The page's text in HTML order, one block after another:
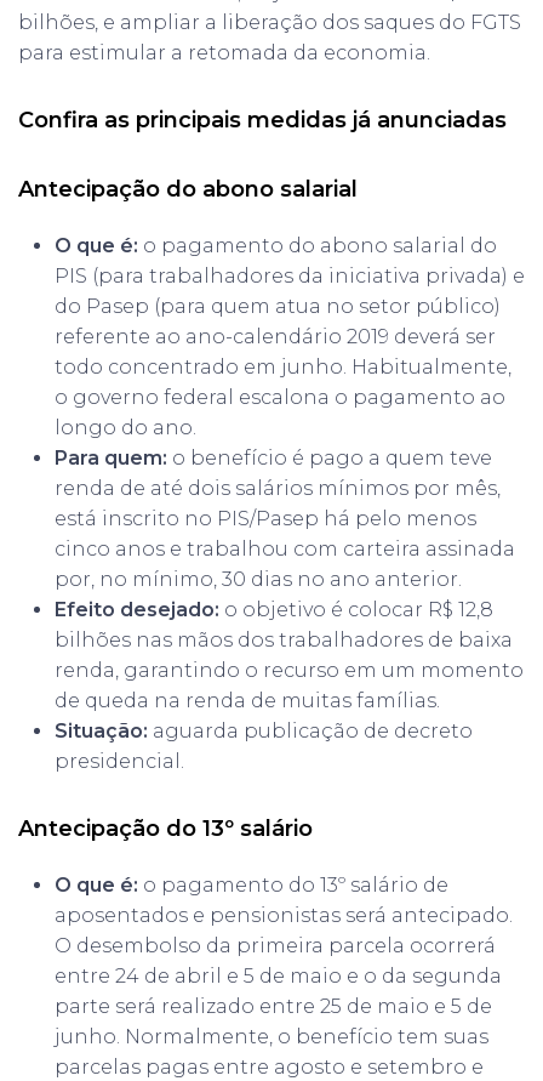
bilhões, e ampliar a liberação dos saques do FGTS
para estimular a retomada da economia.
Confira as principais medidas já anunciadas
Antecipação do abono salarial
O que é: o pagamento do abono salarial do
PIS (para trabalhadores da iniciativa privada) e
do Pasep (para quem atua no setor público)
referente ao ano-calendário 2019 deverá ser
todo concentrado em junho. Habitualmente,
o governo federal escalona o pagamento ao
longo do ano.
Para quem: o benefício é pago a quem teve
renda de até dois salários mínimos por mês,
está inscrito no PIS/Pasep há pelo menos
cinco anos e trabalhou com carteira assinada
por, no mínimo, 30 dias no ano anterior.
Efeito desejado: o objetivo é colocar R$ 12,8
bilhões nas mãos dos trabalhadores de baixa
renda, garantindo o recurso em um momento
de queda na renda de muitas famílias.
Situação: aguarda publicação de decreto
presidencial.
Antecipação do 13º salário
O que é: o pagamento do 13º salário de
aposentados e pensionistas será antecipado.
O desembolso da primeira parcela ocorrerá
entre 24 de abril e 5 de maio e o da segunda
parte será realizado entre 25 de maio e 5 de
junho. Normalmente, o benefício tem suas
parcelas pagas entre agosto e setembro e